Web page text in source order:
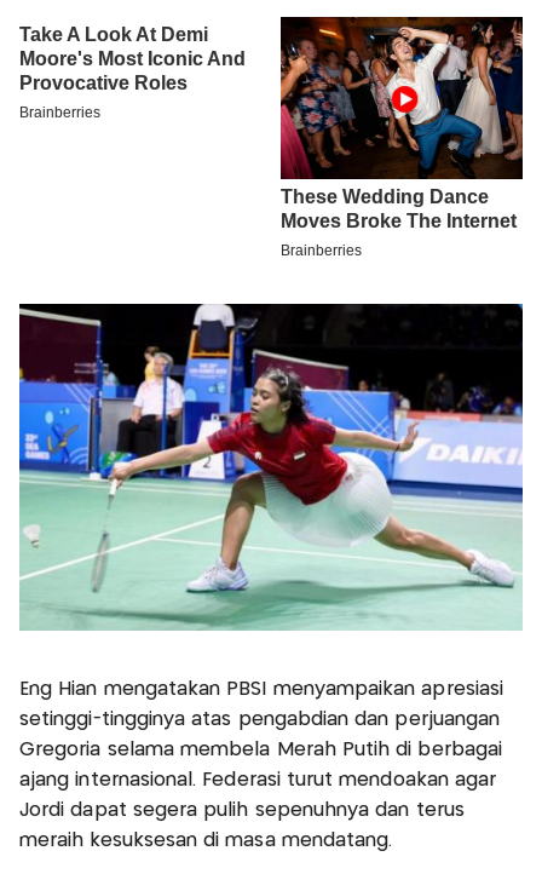
Eng Hian mengatakan PBSI menyampaikan apresiasi
setinggi-tingginya atas pengabdian dan perjuangan
Gregoria selama membela Merah Putih di berbagai
ajang internasional. Federasi turut mendoakan agar
Jordi dapat segera pulih sepenuhnya dan terus
meraih kesuksesan di masa mendatang.